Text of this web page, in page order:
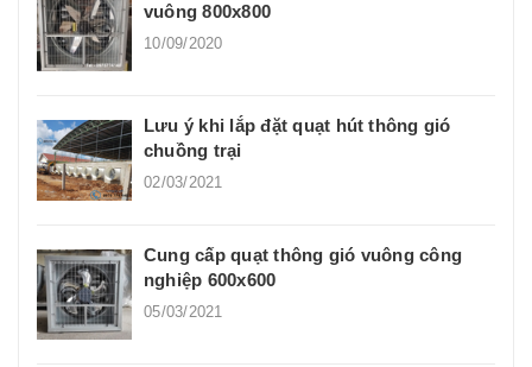
vuông 800x800
10/09/2020
Lưu ý khi lắp đặt quạt hút thông gió
chuồng trại
02/03/2021
Cung cấp quạt thông gió vuông công
nghiệp 600x600
05/03/2021